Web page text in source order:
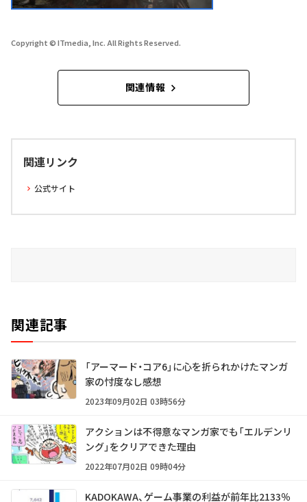
Copyright © ITmedia, Inc. All Rights Reserved.
関連情報
関連リンク
公式サイト
関連記事
「アーマード・コア6」に心を折られかけたマンガ
家の忖度なし感想
2023年09月02日 03時56分
アクションは不得意なマンガ家でも「エルデンリ
ング」をクリアできた理由
2022年07月02日 09時04分
KADOKAWA、ゲーム事業の利益が前年比2133％